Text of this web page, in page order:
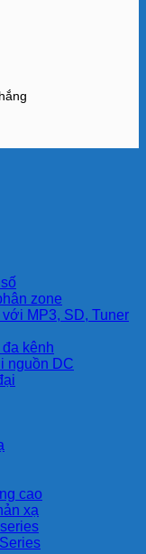
zone
MP3, SD, Tuner
kênh
nguồn DC
cao
xạ